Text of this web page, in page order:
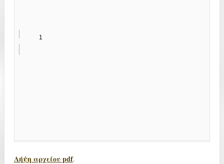
Λήψη αρχείου pdf.